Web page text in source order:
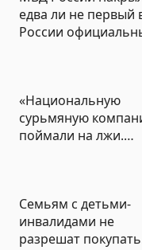
едва ли не первый
России
«Национальную
сурьмяную
поймали на лжи.
вредного
Семьям с детьми-
инвалидами не
разрешат покупать